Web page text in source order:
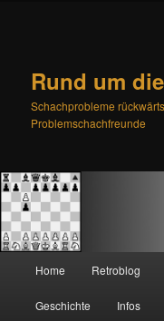
Rund um
Schachprobleme
Problemschachfreunde
Zum
primären
Zum
sekundären
Home Retroblog
Geschichte Infos